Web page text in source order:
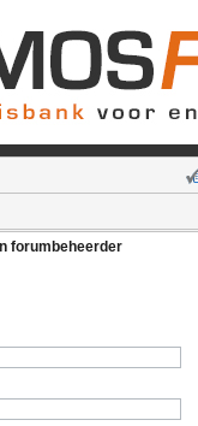
forumbeheerder